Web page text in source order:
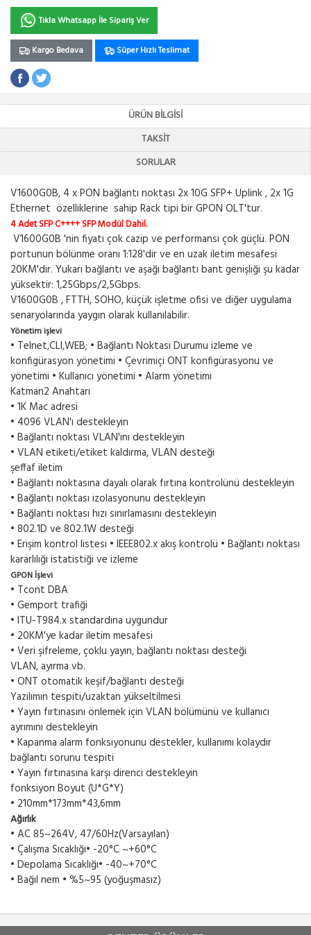
Tıkla Whatsapp İle Sipariş Ver
Kargo Bedava Süper Hızlı Teslimat
ÜRÜN BILGISI
TAKSIT
SORULAR
V1600G0B, 4 x PON bağlantı noktası 2x 10G SFP+ Uplink , 2x 1G
Ethernet özelliklerine sahip Rack tipi bir GPON OLT'tur.
4 Adet SFP C++++ SFP Modül Dahil.
V1600G0B 'nin fiyatı çok cazip ve performansı çok güçlü. PON
portunun bölünme oranı 1:128'dir ve en uzak iletim mesafesi
20KM'dir. Yukarı bağlantı ve aşağı bağlantı bant genişliği şu kadar
yüksektir: 1,25Gbps/2,5Gbps.
V1600G0B , FTTH, SOHO, küçük işletme ofisi ve diğer uygulama
senaryolarında yaygın olarak kullanılabilir.
Yönetim işlevi
• Telnet,CLI,WEB; • Bağlantı Noktası Durumu izleme ve
konfigürasyon yönetimi • Çevrimiçi ONT konfigürasyonu ve
yönetimi • Kullanıcı yönetimi • Alarm yönetimi
Katman2 Anahtarı
• 1K Mac adresi
• 4096 VLAN'ı destekleyin
• Bağlantı noktası VLAN'ını destekleyin
• VLAN etiketi/etiket kaldırma, VLAN desteği
şeffaf iletim
• Bağlantı noktasına dayalı olarak fırtına kontrolünü destekleyin
• Bağlantı noktası izolasyonunu destekleyin
• Bağlantı noktası hızı sınırlamasını destekleyin
• 802.1D ve 802.1W desteği
• Erişim kontrol listesi • IEEE802.x akış kontrolü • Bağlantı noktası
kararlılığı istatistiği ve izleme
GPON İşlevi
• Tcont DBA
• Gemport trafiği
• ITU-T984.x standardına uygundur
• 20KM'ye kadar iletim mesafesi
• Veri şifreleme, çoklu yayın, bağlantı noktası desteği
VLAN, ayırma vb.
• ONT otomatik keşif/bağlantı desteği
Yazılımın tespiti/uzaktan yükseltilmesi
• Yayın fırtınasını önlemek için VLAN bölümünü ve kullanıcı
ayrımını destekleyin
• Kapanma alarm fonksiyonunu destekler, kullanımı kolaydır
bağlantı sorunu tespiti
• Yayın fırtınasına karşı direnci destekleyin
fonksiyon Boyut (U*G*Y)
• 210mm*173mm*43,6mm
Ağırlık
• AC 85~264V, 47/60Hz(Varsayılan)
• Çalışma Sıcaklığı• -20°C ~+60°C
• Depolama Sıcaklığı• -40~+70°C
• Bağıl nem • %5~95 (yoğuşmasız)